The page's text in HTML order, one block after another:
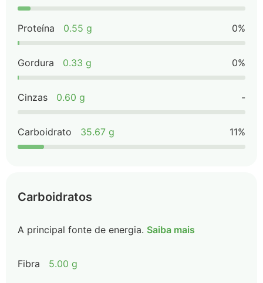
Proteína 0.55 g 0%
Gordura 0.33 g 0%
Cinzas 0.60 g -
Carboidrato 35.67 g 11%
Carboidratos
A principal fonte de energia. Saiba mais
Fibra 5.00 g